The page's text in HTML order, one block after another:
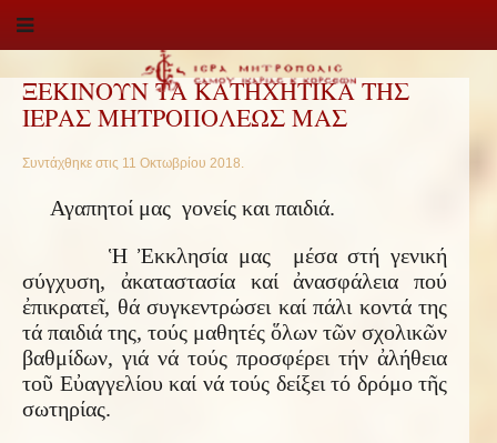
ΞΕΚΙΝΟΥΝ ΤΑ ΚΑΤΗΧΗΤΙΚΑ ΤΗΣ
ΙΕΡΑΣ ΜΗΤΡΟΠΟΛΕΩΣ ΜΑΣ
Συντάχθηκε στις 11 Οκτωβρίου 2018.
Αγαπητοί μας γονείς και παιδιά.
Ἡ Ἐκκλησία μας μέσα στή γενική
σύγχυση, ἀκαταστασία καί ἀνασφάλεια πού
ἐπικρατεῖ, θά συγκεντρώσει καί πάλι κοντά της
τά παιδιά της, τούς μαθητές ὅλων τῶν σχολικῶν
βαθμίδων, γιά νά τούς προσφέρει τήν ἀλήθεια
τοῦ Εὐαγγελίου καί νά τούς δείξει τό δρόμο τῆς
σωτηρίας.